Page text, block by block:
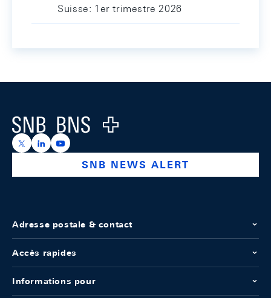
Suisse: 1er trimestre 2026
Logo
https://x.com/snb_bns
https://ch.linkedin.com/company/swiss-national-
https://www.youtube.com/@swissnationalbank
SNB NEWS ALERT
Adresse postale & contact
Accès rapides
Informations pour